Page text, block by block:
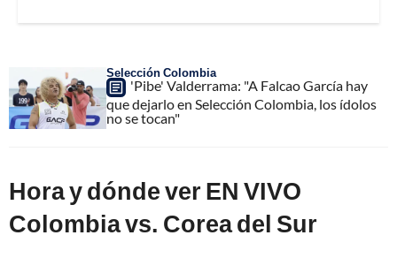
Selección Colombia
'Pibe' Valderrama: "A Falcao García hay
que dejarlo en Selección Colombia, los ídolos
no se tocan"
Hora y dónde ver EN VIVO
Colombia vs. Corea del Sur